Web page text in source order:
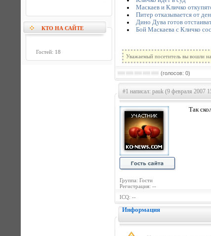
КТО НА САЙТЕ
Гостей: 18
Маскаев и Кличко
Питер отказывается от
Дино Дува готов
Бой Маскаева с Кличко
Уважаемый посетитель вы вошли
(голосов: 0)
#1 написал: pauk (9 февраля 2007
Группа: Гости
Регистрация: --
Так
ICQ: --
Информация